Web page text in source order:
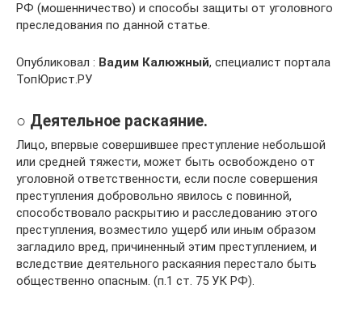
РФ (мошенничество) и способы защиты от уголовного
преследования по данной статье.
Опубликовал : Вадим Калюжный, специалист портала
ТопЮрист.РУ
○ Деятельное раскаяние.
Лицо, впервые совершившее преступление небольшой
или средней тяжести, может быть освобождено от
уголовной ответственности, если после совершения
преступления добровольно явилось с повинной,
способствовало раскрытию и расследованию этого
преступления, возместило ущерб или иным образом
загладило вред, причиненный этим преступлением, и
вследствие деятельного раскаяния перестало быть
общественно опасным. (п.1 ст. 75 УК РФ).